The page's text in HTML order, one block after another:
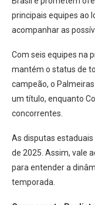
principais equipes ao
acompanhar as
Com seis equipes na
mantém o status de
campeão, o
um título, enquanto
concorrentes.
As disputas
de 2025. Assim, vale
para entender a
temporada.